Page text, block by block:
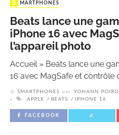
SMARTPHONES
Beats lance une
iPhone 16 avec
l’appareil photo
Accueil» Beats lance une
16 avec MagSafe et contrôle
SMARTPHONES par YOHANN
APPLE
BEATS IPHONE 16
FACEBOOK